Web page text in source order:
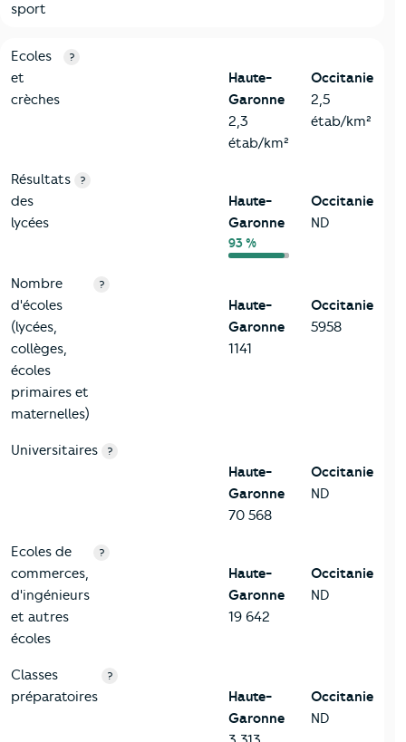
sport
4-Education
Critères
Ecoles
et
crèches
?
Haute-
Garonne
2,3
étab/km²
Occitanie
2,5
étab/km²
Résultats
des
lycées
?
Haute-
Garonne
93 %
Occitanie
ND
Nombre
d'écoles
(lycées,
collèges,
écoles
primaires et
maternelles)
?
Haute-
Garonne
1141
Occitanie
5958
Universitaires ?
Haute-
Garonne
70 568
Occitanie
ND
Ecoles de
commerces,
d'ingénieurs
et autres
écoles
?
Haute-
Garonne
19 642
Occitanie
ND
Classes
préparatoires
?
Haute-
Garonne
Occitanie
ND